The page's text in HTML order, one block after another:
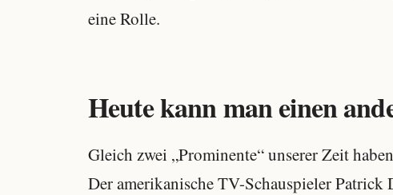
eine Rolle.
Heute kann man einen
Gleich zwei „Prominente“ unserer Zeit
Der amerikanische TV-Schauspieler